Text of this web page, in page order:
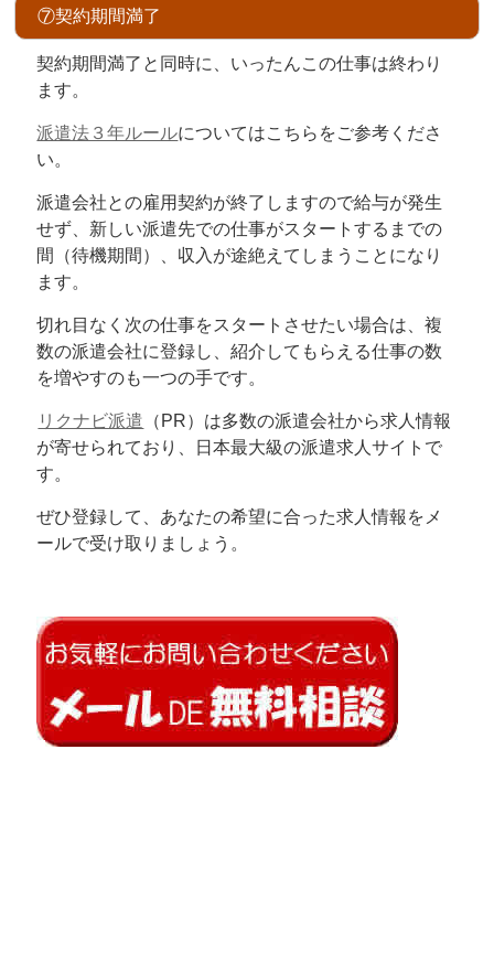
⑦契約期間満了
契約期間満了と同時に、いったんこの仕事は終わり
ます。
派遣法３年ルールについてはこちらをご参考くださ
い。
派遣会社との雇用契約が終了しますので給与が発生
せず、新しい派遣先での仕事がスタートするまでの
間（待機期間）、収入が途絶えてしまうことになり
ます。
切れ目なく次の仕事をスタートさせたい場合は、複
数の派遣会社に登録し、紹介してもらえる仕事の数
を増やすのも一つの手です。
リクナビ派遣 （PR）は多数の派遣会社から求人情報
が寄せられており、日本最大級の派遣求人サイトで
す。
ぜひ登録して、あなたの希望に合った求人情報をメ
ールで受け取りましょう。